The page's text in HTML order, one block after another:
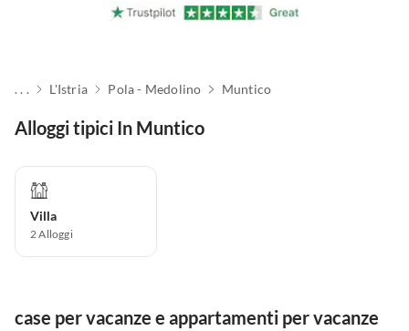
. . . L'Istria Pola - Medolino Muntico
Alloggi tipici In Muntico
Villa
2Alloggi
case per vacanze e appartamenti per vacanze